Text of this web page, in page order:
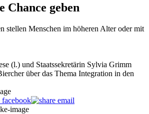
Chance geben
stellen Menschen im höheren Alter oder mit
(l.) und Staatssekretärin Sylvia Grimm
über das Thema Integration in den